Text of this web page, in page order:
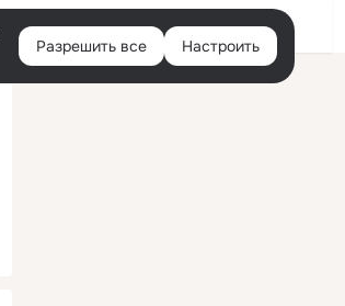
Войти
Разрешить все Настроить